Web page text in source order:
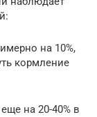
на 10%,
кормление
на 20-40% в